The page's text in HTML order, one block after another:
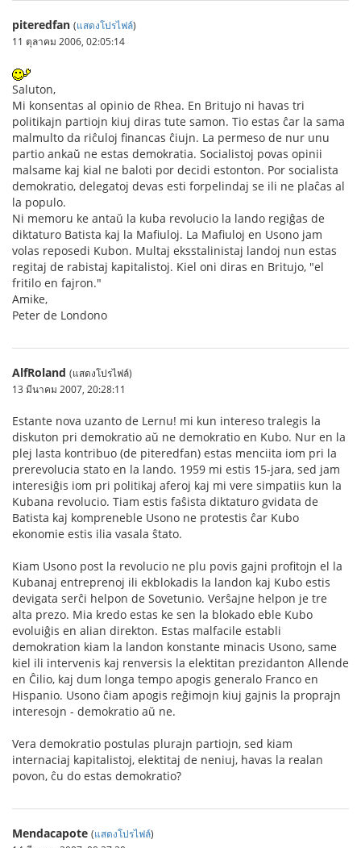
piteredfan (แสดงโปรไฟล์)
11 ตุลาคม 2006, 02:05:14
Saluton,
Mi konsentas al opinio de Rhea. En Britujo ni havas tri
politikajn partiojn kiuj diras tute samon. Tio estas ĉar la sama
malmulto da riĉuloj financas ĉiujn. La permeso de nur unu
partio ankaŭ ne estas demokratia. Socialistoj povas opinii
malsame kaj kial ne baloti por decidi estonton. Por socialista
demokratio, delegatoj devas esti forpelindaj se ili ne plaĉas al
la populo.
Ni memoru ke antaŭ la kuba revolucio la lando regiĝas de
diktaturo Batista kaj la Mafiuloj. La Mafiuloj en Usono jam
volas reposedi Kubon. Multaj eksstalinistaj landoj nun estas
regitaj de rabistaj kapitalistoj. Kiel oni diras en Britujo, "el
fritilo en fajron."
Amike,
Peter de Londono
AlfRoland (แสดงโปรไฟล์)
13 มีนาคม 2007, 20:28:11
Estante nova uzanto de Lernu! mi kun intereso tralegis la
diskuton pri demokratio aŭ ne demokratio en Kubo. Nur en la
plej lasta kontribuo (de piteredfan) estas menciita iom pri la
prerevolucia stato en la lando. 1959 mi estis 15-jara, sed jam
interesiĝis iom pri politikaj aferoj kaj mi vere simpatiis kun la
Kubana revolucio. Tiam estis faŝista diktaturo gvidata de
Batista kaj kompreneble Usono ne protestis ĉar Kubo
ekonomie estis ilia vasala ŝtato.
Kiam Usono post la revolucio ne plu povis gajni profitojn el la
Kubanaj entreprenoj ili ekblokadis la landon kaj Kubo estis
devigata serĉi helpon de Sovetunio. Verŝajne helpon je tre
alta prezo. Mia kredo estas ke sen la blokado eble Kubo
evoluiĝis en alian direkton. Estas malfacile establi
demokration kiam la landon konstante minacis Usono, same
kiel ili intervenis kaj renversis la elektitan prezidanton Allende
en Ĉilio, kaj dum longa tempo apogis generalo Franco en
Hispanio. Usono ĉiam apogis reĝimojn kiuj gajnis la proprajn
interesojn - demokratio aŭ ne.
Vera demokratio postulas plurajn partiojn, sed kiam
internaciaj kapitalistoj, elektitaj de neniuj, havas la realan
povon, ĉu do estas demokratio?
Mendacapote (แสดงโปรไฟล์)